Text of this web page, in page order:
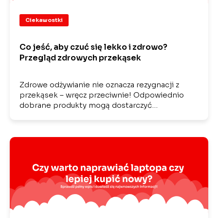
Ciekawostki
Co jeść, aby czuć się lekko i zdrowo?
Przegląd zdrowych przekąsek
Zdrowe odżywianie nie oznacza rezygnacji z
przekąsek – wręcz przeciwnie! Odpowiednio
dobrane produkty mogą dostarczyć…